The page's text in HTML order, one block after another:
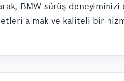
BMW sürüş deneyiminizi
almak ve kaliteli bir